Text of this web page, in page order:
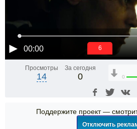
00:00 5
Просмотры
14
За сегодня
0 0
Поддержите проект —
Отключить